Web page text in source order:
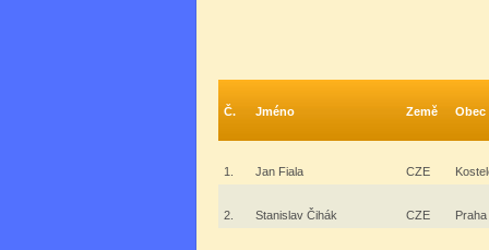
Č. Jméno Země Obec
1. Jan Fiala CZE
2. Stanislav Čihák CZE Praha